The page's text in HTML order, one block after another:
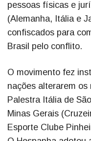
pessoas físicas e
(Alemanha, Itália e
confiscados para
Brasil pelo conflito.
O movimento fez
nações alterarem
Palestra Itália de
Minas Gerais
Esporte Clube